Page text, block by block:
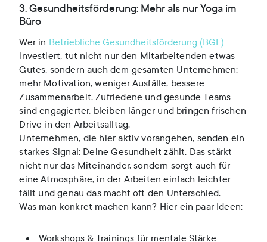
3. Gesundheitsförderung: Mehr als nur Yoga im
Büro
Wer in Betriebliche Gesundheitsförderung (BGF)
investiert, tut nicht nur den Mitarbeitenden etwas
Gutes, sondern auch dem gesamten Unternehmen:
mehr Motivation, weniger Ausfälle, bessere
Zusammenarbeit. Zufriedene und gesunde Teams
sind engagierter, bleiben länger und bringen frischen
Drive in den Arbeitsalltag.
Unternehmen, die hier aktiv vorangehen, senden ein
starkes Signal: Deine Gesundheit zählt. Das stärkt
nicht nur das Miteinander, sondern sorgt auch für
eine Atmosphäre, in der Arbeiten einfach leichter
fällt und genau das macht oft den Unterschied.
Was man konkret machen kann? Hier ein paar Ideen:
Workshops & Trainings für mentale Stärke